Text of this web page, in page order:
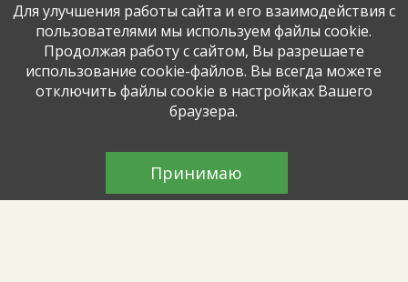
Волшебное лето знаний
Познавательные занятия прошли для
дошкольников
Для детей из городского лагеря прошла
интересная интеллектуальная игра
Для улучшения работы сайта и его взаимодействия с
пользователями мы используем файлы cookie.
Продолжая работу с сайтом, Вы разрешаете
использование cookie-файлов. Вы всегда можете
отключить файлы cookie в настройках Вашего
браузера.
Принимаю